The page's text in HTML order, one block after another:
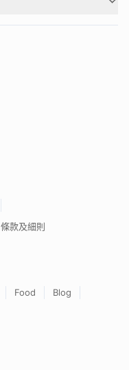
條款及細則
Food
Blog